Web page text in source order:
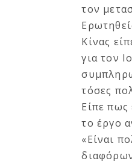
τον
Κίνας
για τον
τόσες
Είπε πως
το έργο
«Είναι